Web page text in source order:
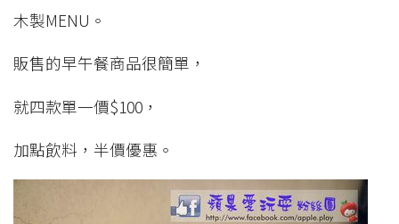
木製MENU。
販售的早午餐商品很簡單，
就四款單一價$100，
加點飲料，半價優惠。